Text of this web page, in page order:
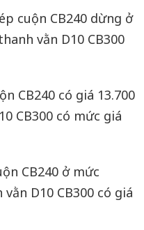
cuộn CB240 dừng ở
vằn D10 CB300
CB240 có giá 13.700
CB300 có mức giá
CB240 ở mức
D10 CB300 có giá